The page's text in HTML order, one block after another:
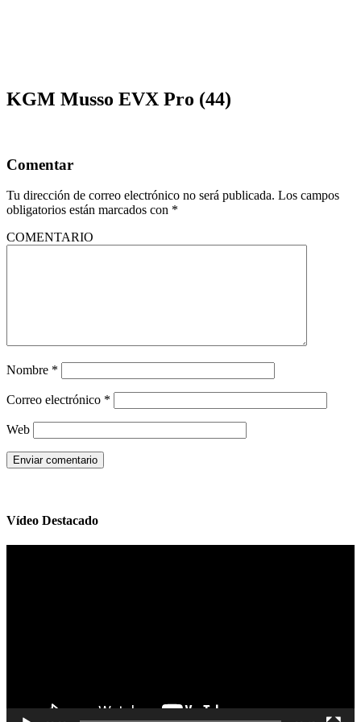
KGM Musso EVX Pro (44)
Comentar
Tu dirección de correo electrónico no será publicada. Los campos
obligatorios están marcados con *
COMENTARIO
Nombre *
Correo electrónico *
Web
Vídeo Destacado